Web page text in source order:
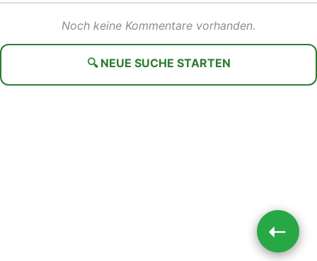
Noch keine Kommentare vorhanden.
🔍 NEUE SUCHE STARTEN
➝